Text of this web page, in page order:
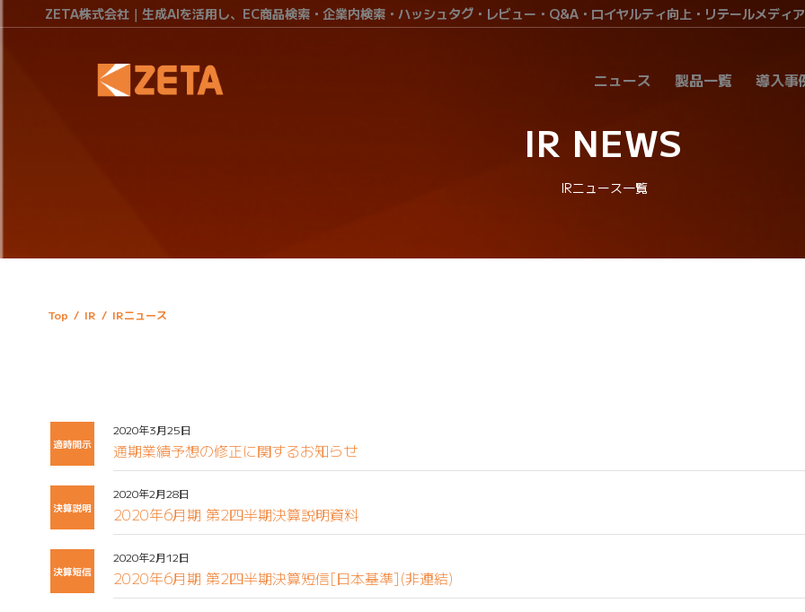
ZETA株式会社｜生成AIを活用し、EC商品検索・企業内検索・ハッシュタグ・レビュー・Q&A・ロイヤルティ向上・リテールメディ
ニュース 製品一覧 導入事
IR NEWS
IRニュース一覧
Top / IR / IRニュース
2020年3月25日
通期業績予想の修正に関するお知らせ
2020年2月28日
2020年6月期 第2四半期決算説明資料
2020年2月12日
2020年6月期 第2四半期決算短信[日本基準](非連結)